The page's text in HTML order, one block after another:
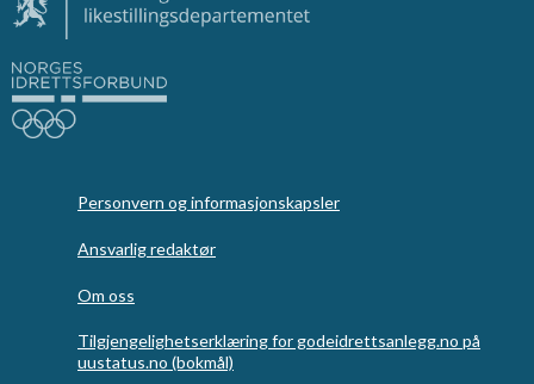
Personvern og informasjonskapsler
Ansvarlig redaktør
Om oss
Tilgjengelighetserklæring for godeidrettsanlegg.no på
uustatus.no (bokmål)